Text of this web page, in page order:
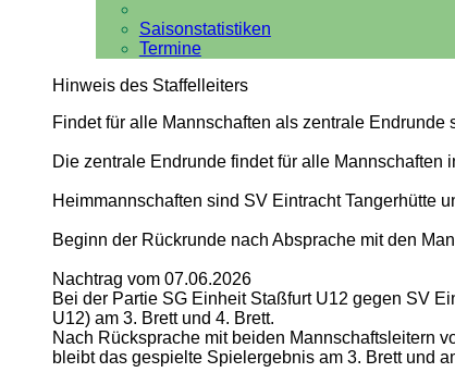
Saisonstatistiken
Termine
Hinweis des Staffelleiters
Findet für alle Mannschaften als zentrale Endrunde
Die zentrale Endrunde findet für alle
Heimmannschaften sind SV Eintracht Tangerhütte
Beginn der Rückrunde nach Absprache mit den
Nachtrag vom 07.06.2026
Bei der Partie SG Einheit Staßfurt U12 gegen SV
U12) am 3. Brett und 4. Brett.
Nach Rücksprache mit beiden Mannschaftsleitern
bleibt das gespielte Spielergebnis am 3. Brett und